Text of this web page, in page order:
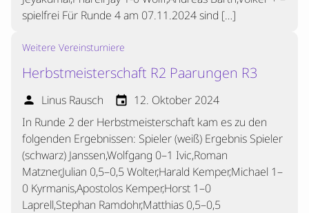
spielfrei Für Runde 4 am 07.11.2024 sind […]
Weitere Vereinsturniere
Herbstmeisterschaft R2 Paarungen R3
person Linus Rausch event 12. Oktober 2024
In Runde 2 der Herbstmeisterschaft kam es zu den
folgenden Ergebnissen: Spieler (weiß) Ergebnis Spieler
(schwarz) Janssen,Wolfgang 0–1 Ivic,Roman
Matzner,Julian 0,5–0,5 Wolter,Harald Kemper,Michael 1–
0 Kyrmanis,Apostolos Kemper,Horst 1–0
Laprell,Stephan Ramdohr,Matthias 0,5–0,5